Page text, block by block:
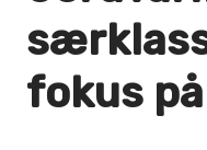
fokus